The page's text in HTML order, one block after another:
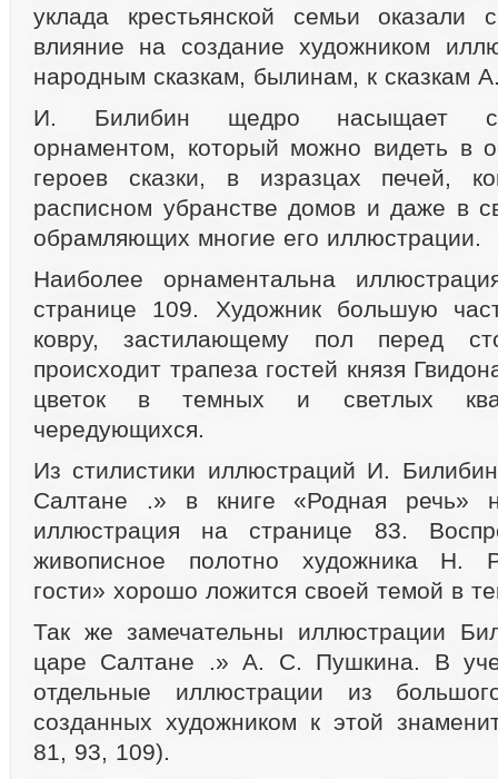
уклада крестьянской семьи оказали
влияние на создание художником
народным сказкам, былинам, к сказкам
И. Билибин щедро насыщает
орнаментом, который можно видеть в
героев сказки, в изразцах печей,
расписном убранстве домов и даже в
обрамляющих многие его иллюстрации.
Наиболее орнаментальна
странице 109. Художник большую
ковру, застилающему пол перед
происходит трапеза гостей князя
цветок в темных и светлых
чередующихся.
Из стилистики иллюстраций И.
Салтане .» в книге «Родная речь»
иллюстрация на странице 83.
живописное полотно художника Н.
гости» хорошо ложится своей темой в
Так же замечательны иллюстрации
царе Салтане .» А. С. Пушкина. В
отдельные иллюстрации из
созданных художником к этой
81, 93, 109).